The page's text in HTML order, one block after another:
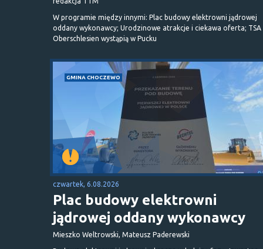
W programie między innymi: Plac budowy elektrowni jądrowej
oddany wykonawcy; Urodzinowe atrakcje i ciekawa oferta; TSA
Oberschlesien wystąpią w Pucku
GMINA CHOCZEWO
czwartek, 6.08.2026
Plac budowy elektrowni
jądrowej oddany wykonawcy
Mieszko Weltrowski, Mateusz Paderewski